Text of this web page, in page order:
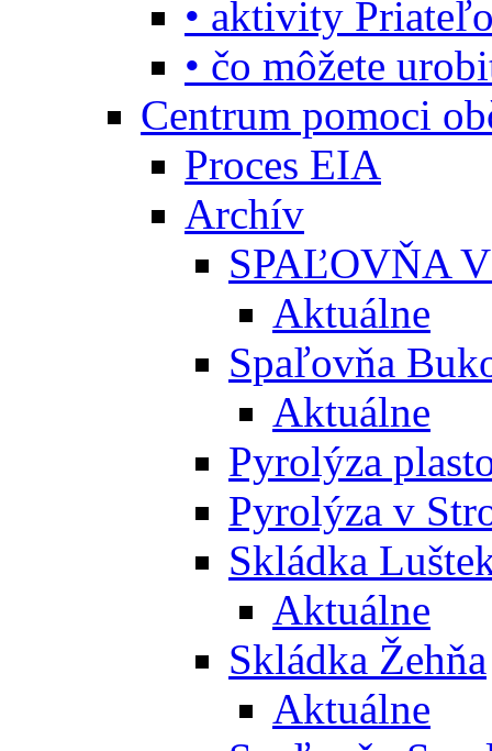
• aktivity
• čo môžete
Centrum pomoci
Proces EIA
Archív
SPAĽOVŇA
Aktuálne
Spaľovňa
Aktuálne
Pyrolýza
Pyrolýza v
Skládka
Aktuálne
Skládka Žehňa
Aktuálne